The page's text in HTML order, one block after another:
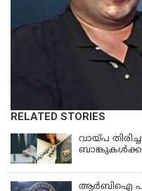
RELATED STORIES
വായ്പ
ഇഎംഐ
ആകുമോ?
ആർബിഐ